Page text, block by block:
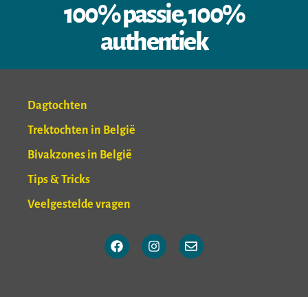
100% passie, 100%
authentiek
Dagtochten
Trektochten in België
Bivakzones in België
Tips & Tricks
Veelgestelde vragen